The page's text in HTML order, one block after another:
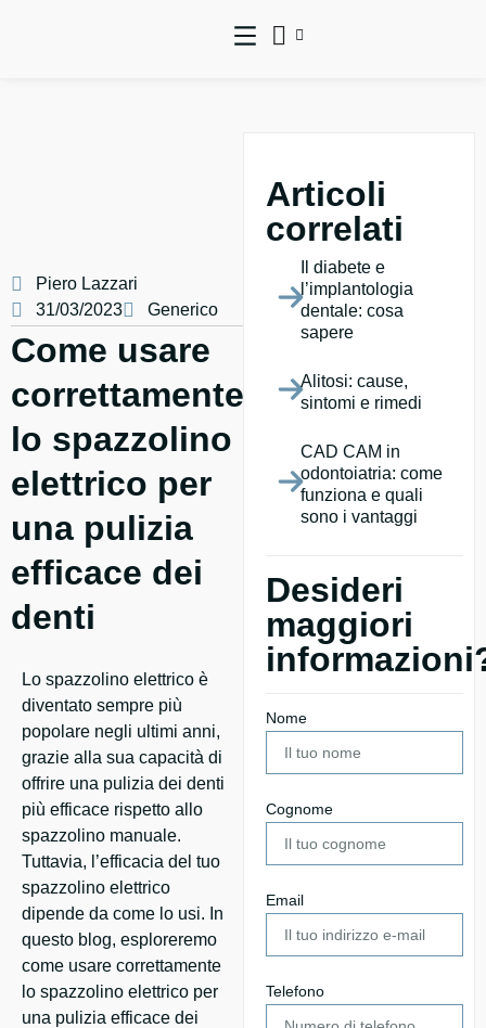
Piero Lazzari
31/03/2023
Generico
Come usare
correttamente
lo spazzolino
elettrico per
una pulizia
efficace dei
denti
Lo spazzolino elettrico è
diventato sempre più
popolare negli ultimi anni,
grazie alla sua capacità di
offrire una pulizia dei denti
più efficace rispetto allo
spazzolino manuale.
Tuttavia, l’efficacia del tuo
spazzolino elettrico
dipende da come lo usi. In
questo blog, esploreremo
come usare correttamente
lo spazzolino elettrico per
una pulizia efficace dei
Articoli
correlati
Il diabete e
l’implantologia
dentale: cosa
sapere
Alitosi: cause,
sintomi e rimedi
CAD CAM in
odontoiatria: come
funziona e quali
sono i vantaggi
Desideri
maggiori
Nome
Cognome
Email
Telefono